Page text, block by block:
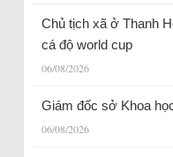
Chủ tịch xã ở Thanh
cá độ world cup
06/08/2026
Giám đốc sở Khoa
06/08/2026